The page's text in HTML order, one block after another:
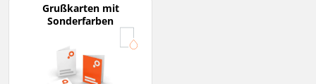
Grußkarten mit
Sonderfarben